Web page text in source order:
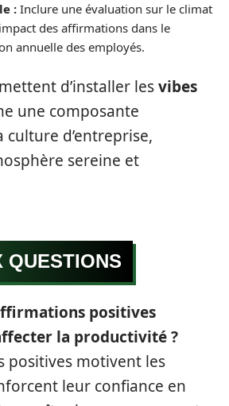
: Inclure une évaluation sur le climat
des affirmations dans le
annuelle des employés.
d’installer lesvibes
une composante
culture d’entreprise,
sereine et
QUESTIONS
positives
la productivité ?
positives motivent les
leur confiance en